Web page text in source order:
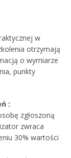
w
otrzymają
o wymiarze
punkty
:
zgłoszoną
zwraca
30% wartości